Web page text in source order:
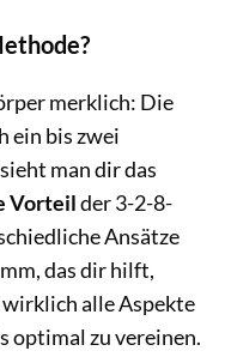
merklich: Die
ein bis zwei
man dir das
Vorteilder 3-2-8-
Ansätze
das dir hilft,
alle Aspekte
optimal zu vereinen.